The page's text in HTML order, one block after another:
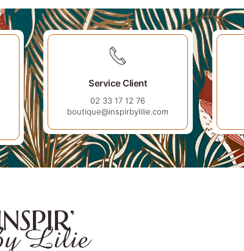
Service Client
02 33 17 12 76
boutique@inspirbylilie.com